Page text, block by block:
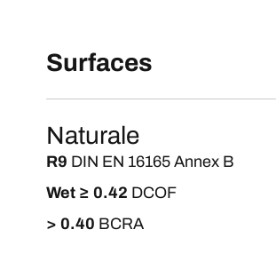
Surfaces
Naturale
R9 DIN EN 16165 Annex B
Wet ≥ 0.42 DCOF
> 0.40 BCRA